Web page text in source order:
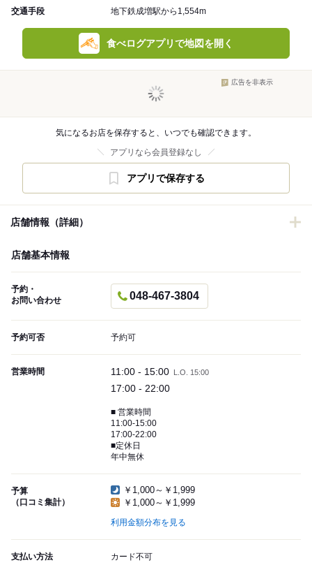
交通手段 地下鉄成増駅から1,554m
食べログアプリで地図を開く
広告を非表示
気になるお店を保存すると、いつでも確認できます。
アプリなら会員登録なし
アプリで保存する
店舗情報（詳細）
店舗基本情報
予約・
お問い合わせ
048-467-3804
予約可否 予約可
営業時間 11:00 - 15:00 L.O. 15:00
17:00 - 22:00
■ 営業時間
11:00-15:00
17:00-22:00
■定休日
年中無休
予算
（口コミ集計）
￥1,000～￥1,999
￥1,000～￥1,999
利用金額分布を見る
支払い方法 カード不可